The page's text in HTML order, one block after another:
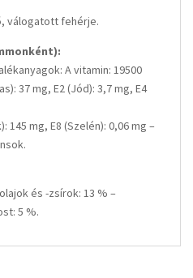
válogatott fehérje.
A vitamin: 19500
37 mg, E2 (Jód): 3,7 mg, E4
145 mg, E8 (Szelén): 0,06 mg –
és -zsírok: 13 % –
5 %.